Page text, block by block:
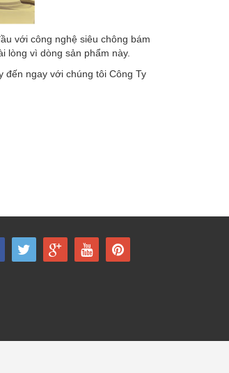
với công nghệ siêu chông bám
lòng vì dòng sản phẩm này.
đến ngay với chúng tôi Công Ty